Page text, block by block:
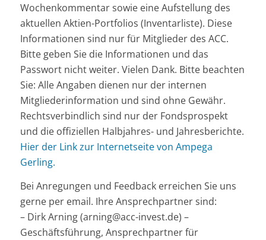
Wochenkommentar sowie eine Aufstellung des
aktuellen Aktien-Portfolios (Inventarliste). Diese
Informationen sind nur für Mitglieder des ACC.
Bitte geben Sie die Informationen und das
Passwort nicht weiter. Vielen Dank. Bitte beachten
Sie: Alle Angaben dienen nur der internen
Mitgliederinformation und sind ohne Gewähr.
Rechtsverbindlich sind nur der Fondsprospekt
und die offiziellen Halbjahres- und Jahresberichte.
Hier der Link zur Internetseite von Ampega
Gerling.
Bei Anregungen und Feedback erreichen Sie uns
gerne per email. Ihre Ansprechpartner sind:
– Dirk Arning (arning@acc-invest.de) –
Geschäftsführung, Ansprechpartner für